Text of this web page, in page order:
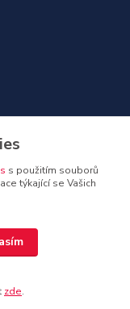
ZDARMA! 🎶
s použitím souborů
týkající se Vašich
zde.